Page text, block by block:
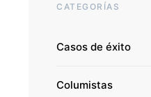
CATEGORÍAS
Casos de éxito
Columistas